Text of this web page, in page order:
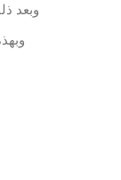
وبعد